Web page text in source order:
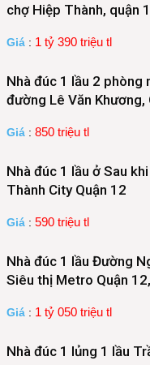
chợ Hiệp Thành, quận
Giá : 1 tỷ 390 triệu tl
Nhà đúc 1 lầu 2 phòng
đường Lê Văn Khương,
Giá : 850 triệu tl
Nhà đúc 1 lầu ở Sau
Thành City Quận 12
Giá : 590 triệu tl
Nhà đúc 1 lầu Đường
Siêu thị Metro Quận
Giá : 1 tỷ 050 triệu tl
Nhà đúc 1 lủng 1 lầu